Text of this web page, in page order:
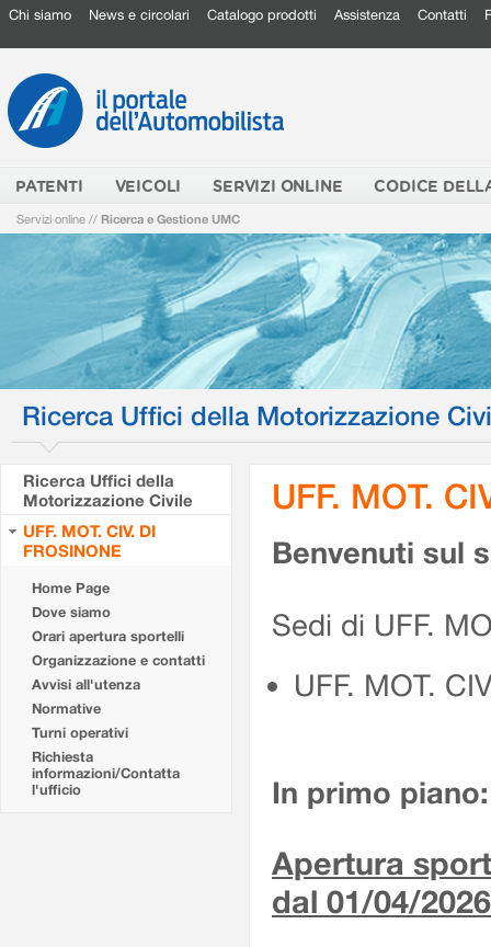
Chi siamo News e circolari Catalogo prodotti Assistenza Contatti
PATENTI VEICOLI SERVIZI ONLINE CODICE
Servizi online // Ricerca e Gestione UMC
Ricerca Uffici della Motorizzazione
Ricerca Uffici della
Motorizzazione Civile
UFF. MOT. CIV. DI
FROSINONE
Home Page
Dove siamo
Orari apertura sportelli
Organizzazione e contatti
Avvisi all'utenza
Normative
Turni operativi
Richiesta
informazioni/Contatta
l'ufficio
UFF. MOT.
Benvenuti sul
Sedi di UFF.
UFF. MOT.
In primo piano:
Apertura
dal 01/04/2026